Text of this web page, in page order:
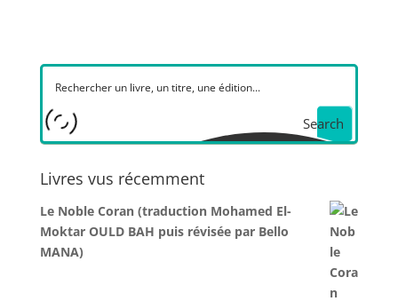
Search
Livres vus récemment
Le Noble Coran (traduction Mohamed El-
Moktar OULD BAH puis révisée par Bello
MANA)